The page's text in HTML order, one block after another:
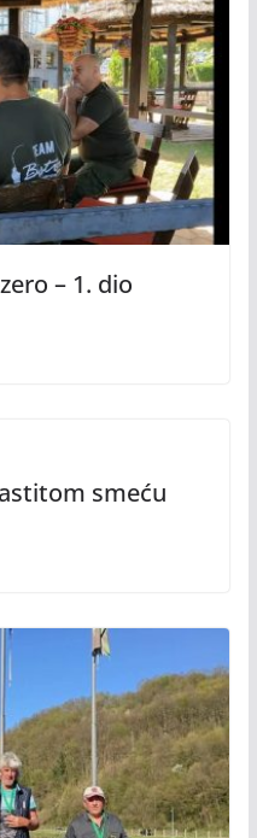
– 1. dio
smeću